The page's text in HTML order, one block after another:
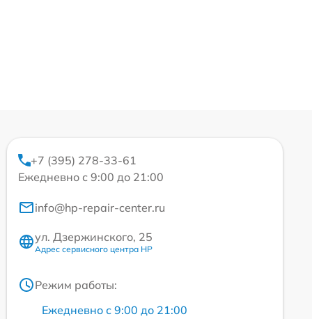
+7 (395) 278-33-61
Ежедневно с 9:00 до 21:00
info@hp-repair-center.ru
ул. Дзержинского, 25
Адрес сервисного центра HP
Режим работы:
Ежедневно с 9:00 до 21:00